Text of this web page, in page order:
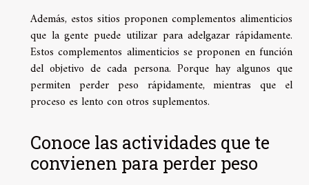
Además, estos sitios proponen complementos alimenticios
que la gente puede utilizar para adelgazar rápidamente.
Estos complementos alimenticios se proponen en función
del objetivo de cada persona. Porque hay algunos que
permiten perder peso rápidamente, mientras que el
proceso es lento con otros suplementos.
Conoce las actividades que te
convienen para perder peso